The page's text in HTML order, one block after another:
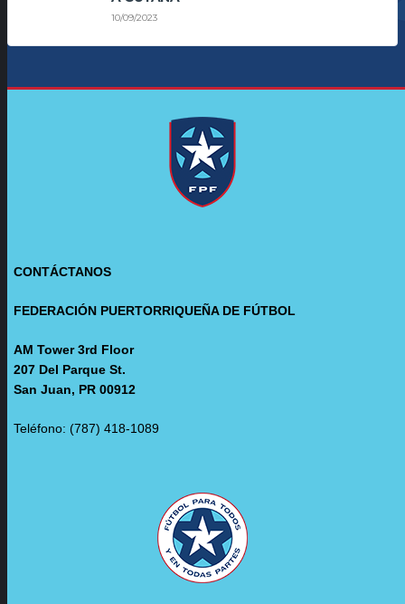
10/09/2023
CONTÁCTANOS
FEDERACIÓN PUERTORRIQUEÑA DE FÚTBOL
AM Tower 3rd Floor
207 Del Parque St.
San Juan, PR 00912
Teléfono: (787) 418-1089